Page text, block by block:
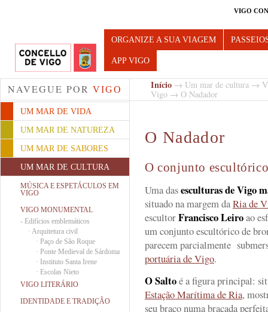
VIGO
Turismo de Vigo
ORGANIZE A SUA VIAGEM
APP VIGO
NAVEGUE POR VIGO
UM MAR DE VIDA
UM MAR DE NATUREZA
UM MAR DE SABORES
UM MAR DE CULTURA
MÚSICA E ESPETÁCULOS EM
VIGO
VIGO MONUMENTAL
- Edifícios emblemáticos
· Arquitetura civil
· Paço de São Roque
· Ponte Medieval de Sárdoma
· Instituto Santa Irene
· Escolas Nieto
VIGO LITERÁRIO
IDENTIDADE E TRADIÇÂO
Início → Um mar de cultura →
Vigo → O Nadador
O Nadador
O conjunto
Uma dasesculturas de Vigo
situado na margem daRia de
escultorFrancisco Leiroao
um conjunto escultórico de
parecem parcialmente
portuária de Vigo.
O Saltoé a figura principal:
Estação Marítima de Ria,
seu braço numa braçada